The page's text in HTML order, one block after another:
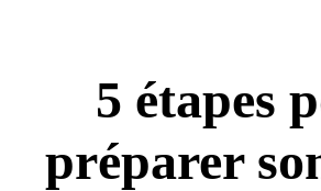
5 étapes
préparer